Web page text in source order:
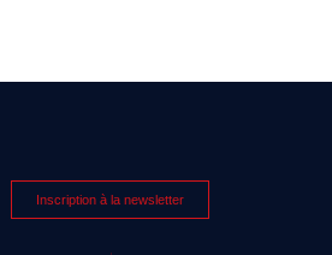
Inscription à la newsletter